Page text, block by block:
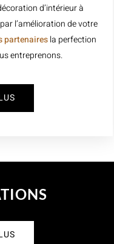
d’intérieur à
l’amélioration de votre
partenairesla perfection
entreprenons.